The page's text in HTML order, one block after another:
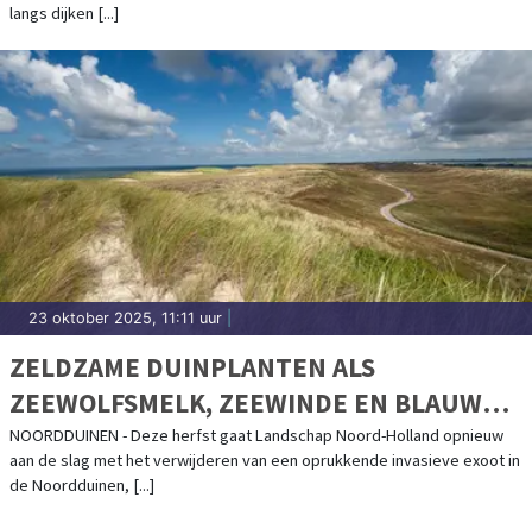
langs dijken [...]
23 oktober 2025, 11:11 uur
ZELDZAME DUINPLANTEN ALS
ZEEWOLFSMELK, ZEEWINDE EN BLAUWE
ZEEDISTEL KRIJGEN WEER KANS IN DE
NOORDDUINEN!
NOORDDUINEN - Deze herfst gaat Landschap Noord-Holland opnieuw
aan de slag met het verwijderen van een oprukkende invasieve exoot in
de Noordduinen, [...]